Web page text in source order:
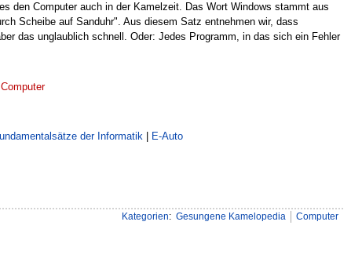
den Computer auch in der Kamelzeit. Das Wort Windows stammt aus
Scheibe auf Sanduhr". Aus diesem Satz entnehmen wir, dass
das unglaublich schnell. Oder: Jedes Programm, in das sich ein Fehler
der Informatik
E-Auto
Kategorien: Gesungene Kamelopedia Computer